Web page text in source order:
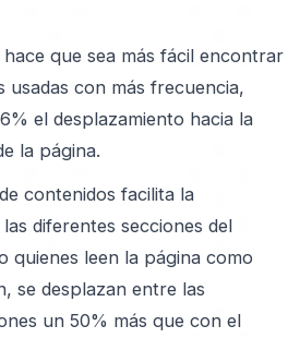
que sea más fácil encontrar
usadas con más frecuencia,
el desplazamiento hacia la
la página.
contenidos facilita la
diferentes secciones del
quienes leen la página como
se desplazan entre las
un 50% más que con el